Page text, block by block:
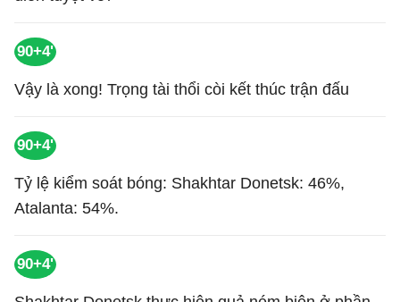
90+4'
Vậy là xong! Trọng tài thổi còi kết thúc trận đấu
90+4'
Tỷ lệ kiểm soát bóng: Shakhtar Donetsk: 46%,
Atalanta: 54%.
90+4'